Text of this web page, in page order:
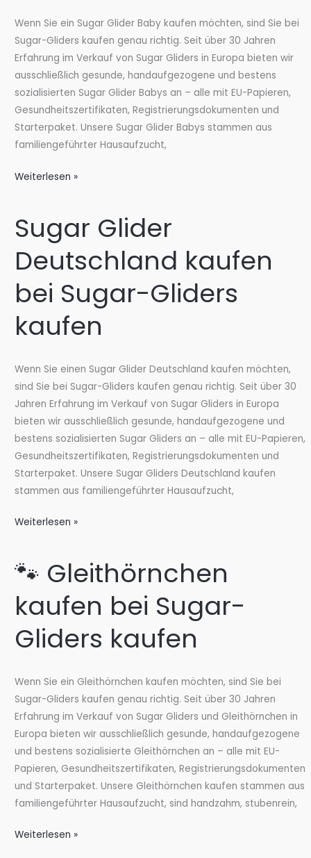
Wenn Sie ein Sugar Glider Baby kaufen möchten, sind Sie bei
Sugar-Gliders kaufen genau richtig. Seit über 30 Jahren
Erfahrung im Verkauf von Sugar Gliders in Europa bieten wir
ausschließlich gesunde, handaufgezogene und bestens
sozialisierten Sugar Glider Babys an – alle mit EU-Papieren,
Gesundheitszertifikaten, Registrierungsdokumenten und
Starterpaket. Unsere Sugar Glider Babys stammen aus
familiengeführter Hausaufzucht,
🍼
Baby
bei
Gliders
kaufen
Weiterlesen »
Sugar Glider
Deutschland kaufen
bei Sugar-Gliders
kaufen
Wenn Sie einen Sugar Glider Deutschland kaufen möchten,
sind Sie bei Sugar-Gliders kaufen genau richtig. Seit über 30
Jahren Erfahrung im Verkauf von Sugar Gliders in Europa
bieten wir ausschließlich gesunde, handaufgezogene und
bestens sozialisierten Sugar Gliders an – alle mit EU-Papieren,
Gesundheitszertifikaten, Registrierungsdokumenten und
Starterpaket. Unsere Sugar Gliders Deutschland kaufen
stammen aus familiengeführter Hausaufzucht,
Sugar
kaufen
Sugar-
Gliders
kaufen
Weiterlesen »
🐾 Gleithörnchen
kaufen bei Sugar-
Gliders kaufen
Wenn Sie ein Gleithörnchen kaufen möchten, sind Sie bei
Sugar-Gliders kaufen genau richtig. Seit über 30 Jahren
Erfahrung im Verkauf von Sugar Gliders und Gleithörnchen in
Europa bieten wir ausschließlich gesunde, handaufgezogene
und bestens sozialisierte Gleithörnchen an – alle mit EU-
Papieren, Gesundheitszertifikaten, Registrierungsdokumenten
und Starterpaket. Unsere Gleithörnchen kaufen stammen aus
familiengeführter Hausaufzucht, sind handzahm, stubenrein,
🐾
Weiterlesen »